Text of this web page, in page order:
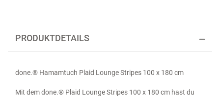
PRODUKTDETAILS
done.® Hamamtuch Plaid Lounge Stripes 100 x 180 cm
Mit dem done.® Plaid Lounge Stripes 100 x 180 cm hast du